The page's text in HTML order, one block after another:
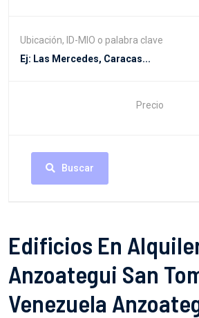
Ubicación, ID-MIO o palabra clave
Precio
Buscar
Edificios En
Anzoategui San
Venezuela